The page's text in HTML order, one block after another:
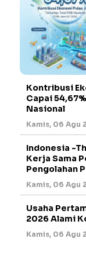
Kontribusi
Capai
Nasional
Kamis, 06 Agu
Indonesia -
Kerja Sama
Pengolahan
Kamis, 06 Agu
Usaha
2026 Alami
Kamis, 06 Agu